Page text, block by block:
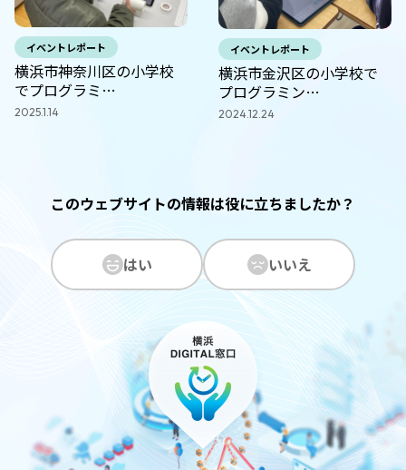
イベントレポート
横浜市神奈川区の小学校
でプログラミ…
2025.1.14
イベントレポート
横浜市金沢区の小学校で
プログラミン…
2024.12.24
このウェブサイトの情報は役に立ちましたか？
はい いいえ